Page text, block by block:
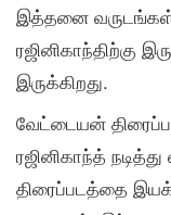
இத்தனை வருடங்கள்
ரஜினிகாந்திற்கு
இருக்கிறது.
வேட்டையன்
ரஜினிகாந்த்
திரைப்படத்தை